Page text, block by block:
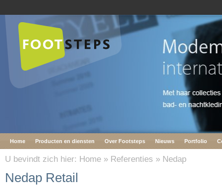
Home Producten en diensten Over Footsteps Nieuws Portfolio
U bevindt zich hier: Home » Referenties » Nedap
Nedap Retail